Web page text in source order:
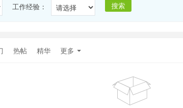
工作经验： 搜索
热帖 精华 更多